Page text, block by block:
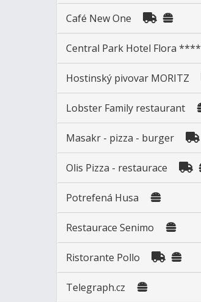
Café New One
Central Park Hotel Flora ****
Hostinský pivovar MORITZ
Lobster Family restaurant
Masakr - pizza - burger
Olis Pizza - restaurace
Potrefená Husa
Restaurace Senimo
Ristorante Pollo
Telegraph.cz